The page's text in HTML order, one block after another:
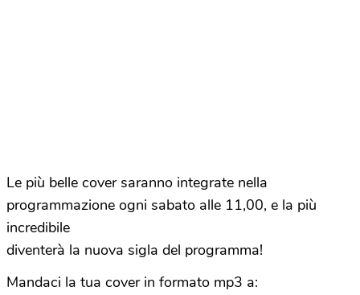
Le più belle cover saranno integrate nella
programmazione ogni sabato alle 11,00, e la più
incredibile
diventerà la nuova sigla del programma!
Mandaci la tua cover in formato mp3 a: